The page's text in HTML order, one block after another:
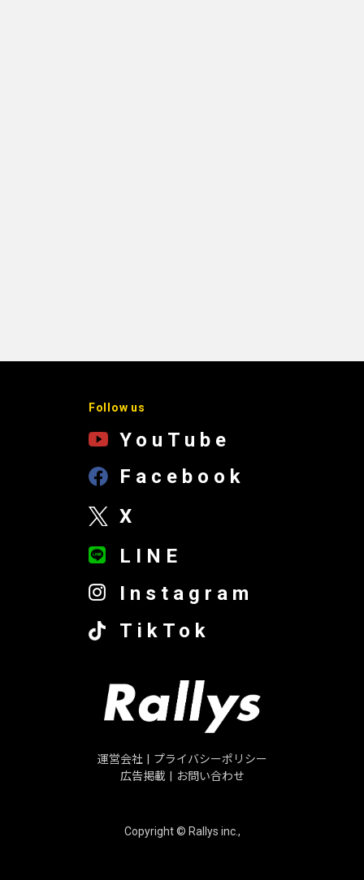
Follow us
YouTube
Facebook
X
LINE
Instagram
TikTok
運営会社
プライバシーポリシー
広告掲載
お問い合わせ
Copyright © Rallys inc.,